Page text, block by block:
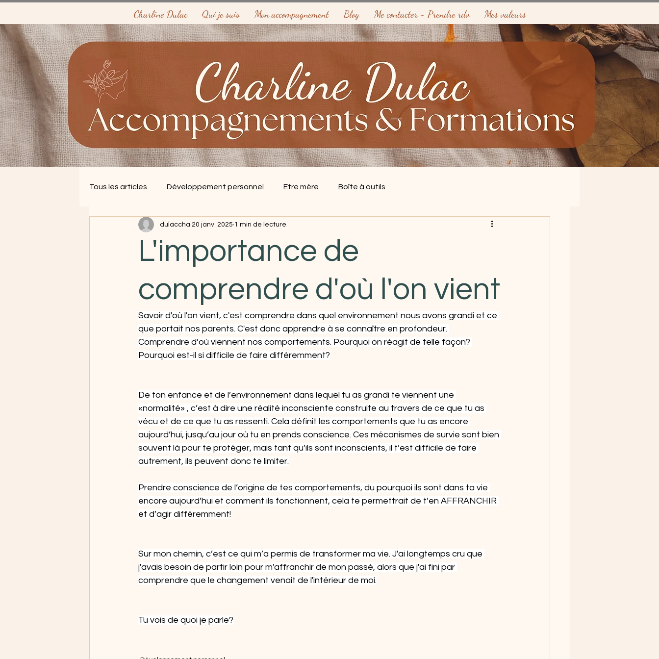
Charline Dulac Qui je suis Mon accompagnement Blog Me contacter - Prendre rdv Mes valeurs
Tous les articles Développement personnel Etre mère Boîte à outils
L'importance de
comprendre d'où l'on vient
dulaccha 20 janv. 2025 1 min de lecture
Savoir d'où l'on vient, c'est comprendre dans quel environnement nous avons grandi et ce
que portait nos parents. C'est donc apprendre à se connaître en profondeur.
Comprendre d’où viennent nos comportements. Pourquoi on réagit de telle façon?
Pourquoi est-il si difficile de faire différemment?
De ton enfance et de l’environnement dans lequel tu as grandi te viennent une
«normalité» , c’est à dire une réalité inconsciente construite au travers de ce que tu as
vécu et de ce que tu as ressenti. Cela définit les comportements que tu as encore
aujourd’hui, jusqu’au jour où tu en prends conscience. Ces mécanismes de survie sont bien
souvent là pour te protéger, mais tant qu’ils sont inconscients, il t’est difficile de faire
autrement, ils peuvent donc te limiter.
Prendre conscience de l’origine de tes comportements, du pourquoi ils sont dans ta vie
encore aujourd’hui et comment ils fonctionnent, cela te permettrait de t’en AFFRANCHIR
et d’agir différemment!
Sur mon chemin, c’est ce qui m’a permis de transformer ma vie. J'ai longtemps cru que
j'avais besoin de partir loin pour m'affranchir de mon passé, alors que j'ai fini par
comprendre que le changement venait de l'intérieur de moi.
Tu vois de quoi je parle?